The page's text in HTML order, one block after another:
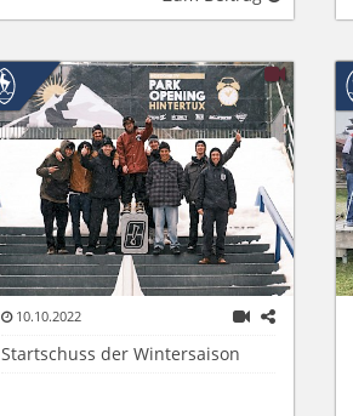
10.10.2022
Startschuss der Wintersaison